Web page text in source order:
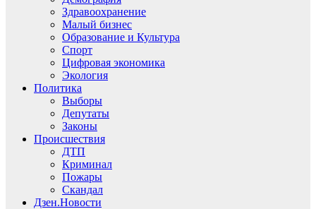
Здравоохранение
Малый бизнес
Образование и Культура
Спорт
Цифровая экономика
Экология
Политика
Выборы
Депутаты
Законы
Происшествия
ДТП
Криминал
Пожары
Скандал
Дзен.Новости